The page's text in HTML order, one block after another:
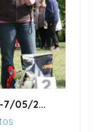
7/05/2...